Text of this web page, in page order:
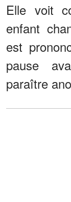
Elle voit
enfant
est
pause
paraître